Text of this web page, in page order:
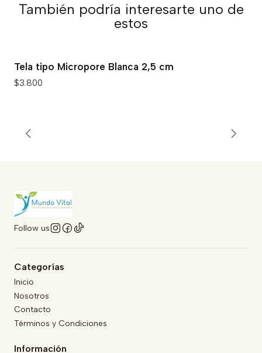
También podría interesarte uno de
estos
Tela tipo Micropore Blanca 2,5 cm
$3.800
Follow us
Categorías
Inicio
Nosotros
Contacto
Términos y Condiciones
Información